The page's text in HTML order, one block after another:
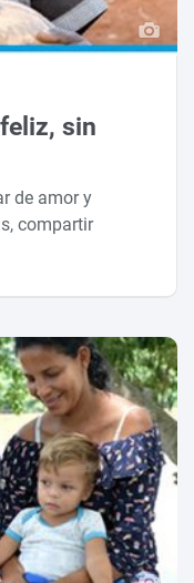
sin
de amor y
compartir